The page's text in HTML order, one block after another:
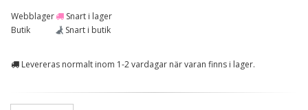
Webblager
Snart i lager
Butik
Snart i butik
Levereras normalt inom 1-2 vardagar när varan finns i lager.